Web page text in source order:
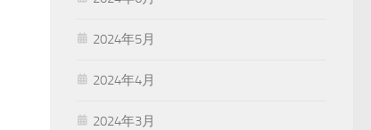
2024年5月
2024年4月
2024年3月